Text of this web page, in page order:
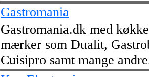
Gastromania
Gastromania.dk med
mærker som Dualit,
Cuisipro samt mange